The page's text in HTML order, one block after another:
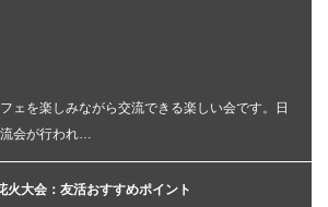
ェを楽しみながら交流できる楽しい会です。日
会が行われ…
火大会：友活おすすめポイント